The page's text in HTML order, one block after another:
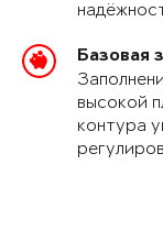
Базовая
высокой
контура